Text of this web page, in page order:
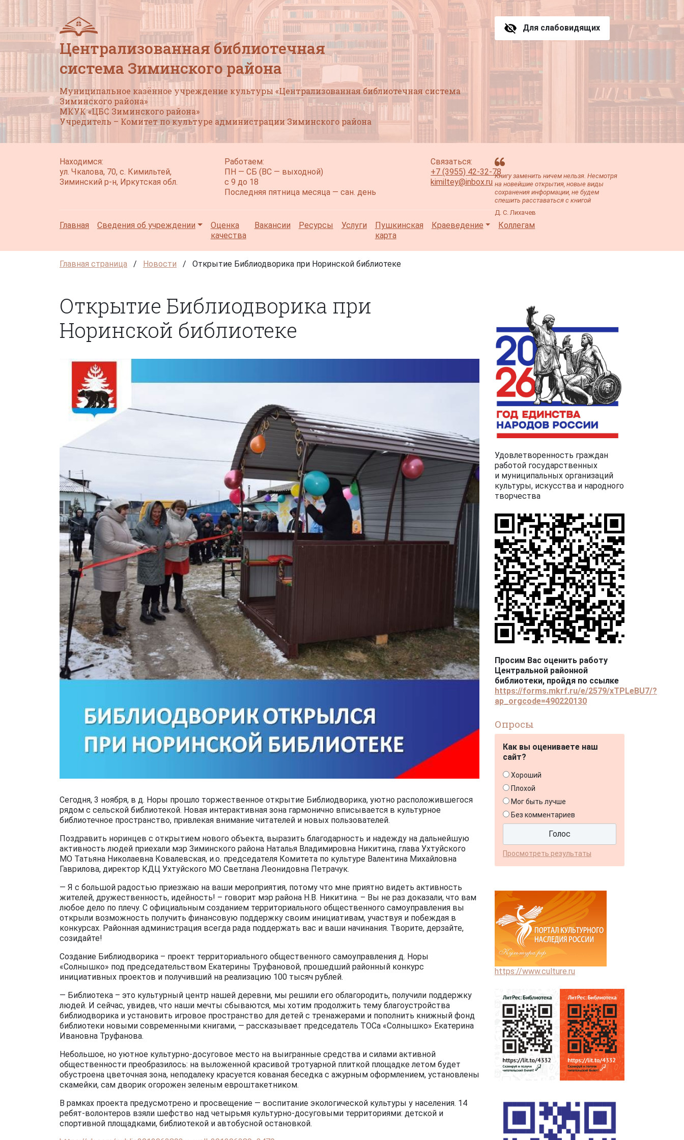
Централизованная библиотечная
система Зиминского района
Муниципальное казённое учреждение культуры «Централизованная библиотечная система
Зиминского района»
МКУК «ЦБС Зиминского района»
Учредитель – Комитет по культуре администрации Зиминского района
Для слабовидящих
Находимся:
ул. Чкалова, 70, с. Кимильтей,
Зиминский р-н, Иркутская обл.
Работаем:
ПН — СБ (ВС — выходной)
с 9 до 18
Последняя пятница месяца — сан. день
Связаться:
+7 (3955) 42-32-78
kimiltey@inbox.ru
Главная Сведения об учреждении
Оценка
качества
Вакансии Ресурсы Услуги
Пушкинская
карта
Краеведение Коллегам
Книгу заменить ничем нельзя. Несмотря
на новейшие открытия, новые виды
сохранения информации, не будем
спешить расставаться с книгой
Д. С. Лихачев
Главная страница / Новости / Открытие Библиодворика при Норинской библиотеке
Открытие Библиодворика при
Норинской библиотеке
Сегодня, 3 ноября, в д. Норы прошло торжественное открытие Библиодворика, уютно расположившегося
рядом с сельской библиотекой. Новая интерактивная зона гармонично вписывается в культурное
библиотечное пространство, привлекая внимание читателей и новых пользователей.
Поздравить норинцев с открытием нового объекта, выразить благодарность и надежду на дальнейшую
активность людей приехали мэр Зиминского района Наталья Владимировна Никитина, глава Ухтуйского
МО Татьяна Николаевна Ковалевская, и.о. председателя Комитета по культуре Валентина Михайловна
Гаврилова, директор КДЦ Ухтуйского МО Светлана Леонидовна Петрачук.
— Я с большой радостью приезжаю на ваши мероприятия, потому что мне приятно видеть активность
жителей, дружественность, идейность! – говорит мэр района Н.В. Никитина. – Вы не раз доказали, что вам
любое дело по плечу. С официальным созданием территориального общественного самоуправления вы
открыли возможность получить финансовую поддержку своим инициативам, участвуя и побеждая в
конкурсах. Районная администрация всегда рада поддержать вас и ваши начинания. Творите, дерзайте,
созидайте!
Создание Библиодворика – проект территориального общественного самоуправления д. Норы
«Солнышко» под председательством Екатерины Труфановой, прошедший районный конкурс
инициативных проектов и получивший на реализацию 100 тысяч рублей.
— Библиотека – это культурный центр нашей деревни, мы решили его облагородить, получили поддержку
людей. И сейчас, увидев, что наши мечты сбываются, мы хотим продолжить тему благоустройства
библиодворика и установить игровое пространство для детей с тренажерами и пополнить книжный фонд
библиотеки новыми современными книгами, — рассказывает председатель ТОСа «Солнышко» Екатерина
Ивановна Труфанова.
Небольшое, но уютное культурно-досуговое место на выигранные средства и силами активной
общественности преобразилось: на выложенной красивой тротуарной плиткой площадке летом будет
обустроена цветочная зона, неподалеку красуется кованая беседка с ажурным оформлением, установлены
скамейки, сам дворик огорожен зеленым евроштакетником.
В рамках проекта предусмотрено и просвещение — воспитание экологической культуры у населения. 14
ребят-волонтеров взяли шефство над четырьмя культурно-досуговыми территориями: детской и
спортивной площадками, библиотекой и автобусной остановкой.
Удовлетворенность граждан
работой государственных
и муниципальных организаций
культуры, искусства и народного
творчества
Просим Вас оценить работу
Центральной районной
библиотеки, пройдя по ссылке
https://forms.mkrf.ru/e/2579/xTPLeBU7/?
ap_orgcode=490220130
Опросы
Как вы оцениваете наш
сайт?
Хороший
Плохой
Мог быть лучше
Без комментариев
Просмотреть результаты
https://www.culture.ru